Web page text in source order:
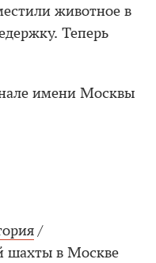
животное в
Теперь
имени Москвы
/
шахты в Москве